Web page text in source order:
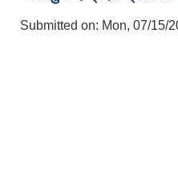
Submitted on: Mon, 07/15/